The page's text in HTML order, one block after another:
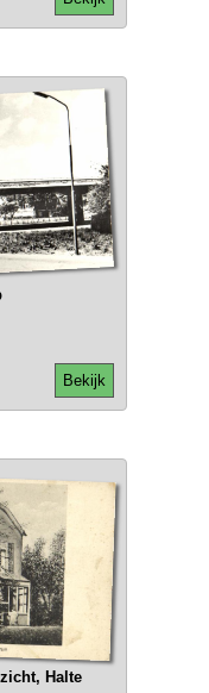
Bekijk
Halte